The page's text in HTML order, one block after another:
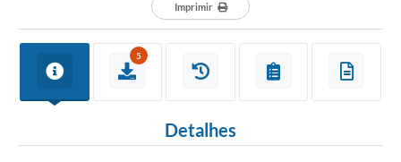
Imprimir
5
Detalhes